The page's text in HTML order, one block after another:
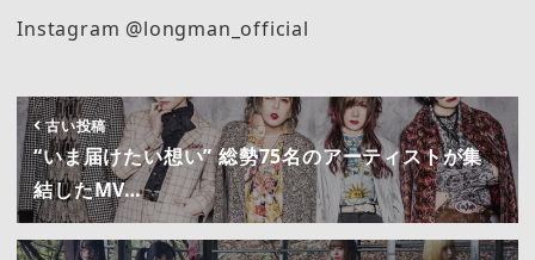
Instagram @longman_official
古い投稿
“いま届けたい想い” 総勢75名のアーティストが集
結したMV…